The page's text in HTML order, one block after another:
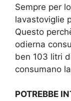
Sempre per
lavastoviglie
Questo
odierna
ben 103 litri
consumano
POTREBBE